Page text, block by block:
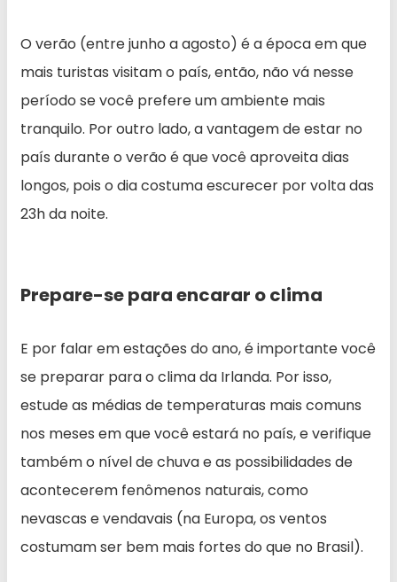
O verão (entre junho a agosto) é a época em que
mais turistas visitam o país, então, não vá nesse
período se você prefere um ambiente mais
tranquilo. Por outro lado, a vantagem de estar no
país durante o verão é que você aproveita dias
longos, pois o dia costuma escurecer por volta das
23h da noite.
Prepare-se para encarar o clima
E por falar em estações do ano, é importante você
se preparar para o clima da Irlanda. Por isso,
estude as médias de temperaturas mais comuns
nos meses em que você estará no país, e verifique
também o nível de chuva e as possibilidades de
acontecerem fenômenos naturais, como
nevascas e vendavais (na Europa, os ventos
costumam ser bem mais fortes do que no Brasil).